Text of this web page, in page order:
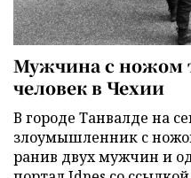
Мужчина с ножом
человек в Чехии
В городе Танвалде на
злоумышленник с
ранив двух мужчин и